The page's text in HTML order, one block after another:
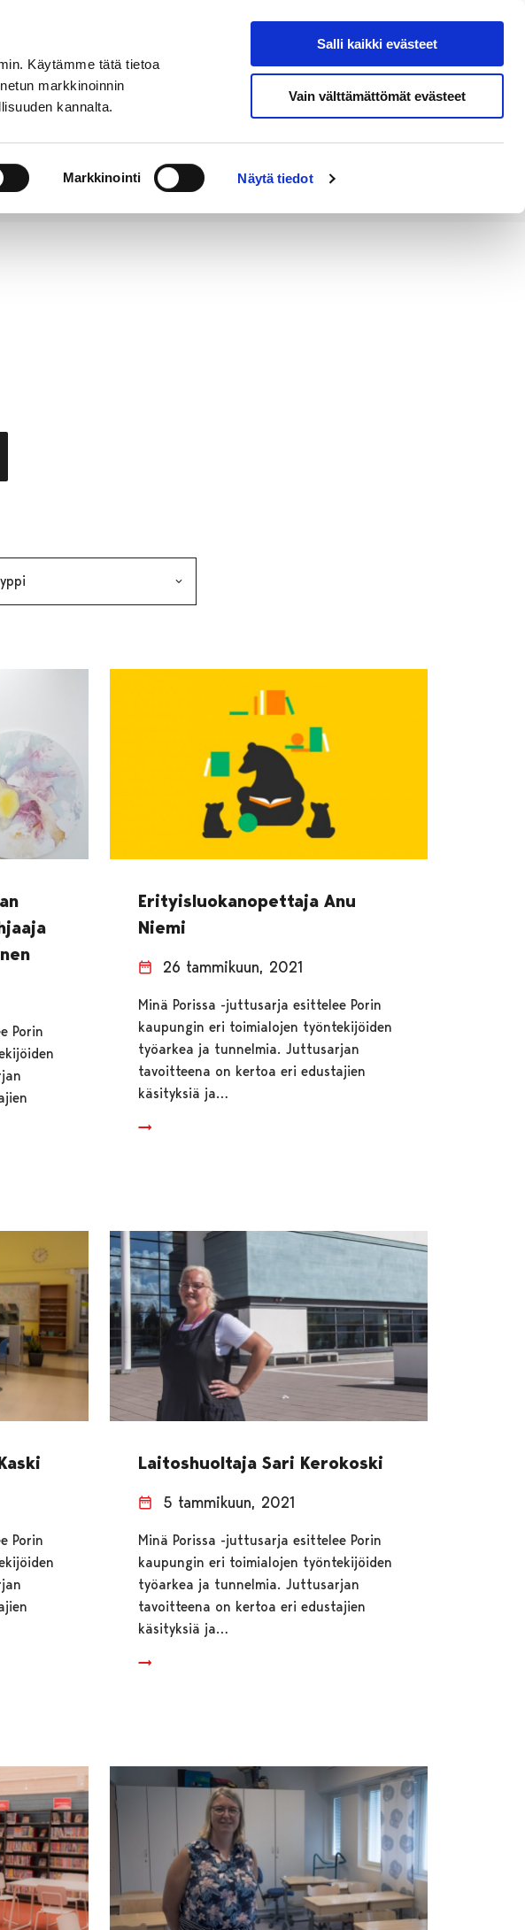
Käytämme tätä tietoa
markkinoinnin
kannalta.
Markkinointi Näytä tiedot
Salli kaikki evästeet
Vain välttämättömät evästeet
Hae sivustolta
Porin
Erityisluokanopettaja Anu
Niemi
26 tammikuun, 2021
Minä Porissa -juttusarja esittelee Porin
kaupungin eri toimialojen työntekijöiden
työarkea ja tunnelmia. Juttusarjan
tavoitteena on kertoa eri edustajien
käsityksiä ja…
Porin
Laitoshuoltaja Sari Kerokoski
5 tammikuun, 2021
Minä Porissa -juttusarja esittelee Porin
kaupungin eri toimialojen työntekijöiden
työarkea ja tunnelmia. Juttusarjan
tavoitteena on kertoa eri edustajien
käsityksiä ja…